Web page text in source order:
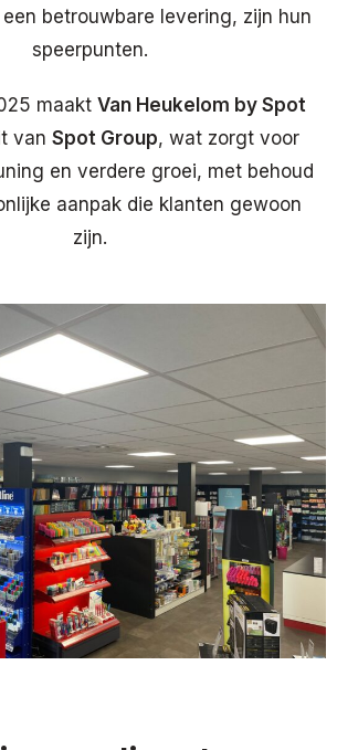
betrouwbare levering, zijn hun
speerpunten.
maakt Van Heukelom by Spot
van Spot Group, wat zorgt voor
en verdere groei, met behoud
aanpak die klanten gewoon
zijn.